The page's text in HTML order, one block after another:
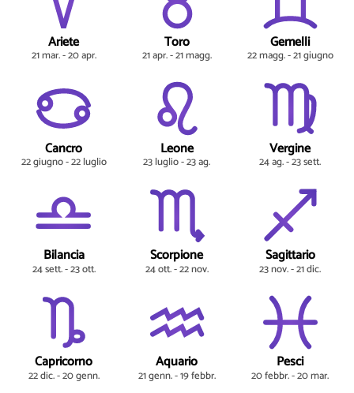
Ariete
21 mar. - 20 apr.
Toro
21 apr. - 21 magg.
Gemelli
22 magg. - 21 giugno
Cancro
22 giugno - 22 luglio
Leone
23 luglio - 23 ag.
Vergine
24 ag. - 23 sett.
Bilancia
24 sett. - 23 ott.
Scorpione
24 ott. - 22 nov.
Sagittario
23 nov. - 21 dic.
Capricorno
22 dic. - 20 genn.
Aquario
21 genn. - 19 febbr.
Pesci
20 febbr. - 20 mar.